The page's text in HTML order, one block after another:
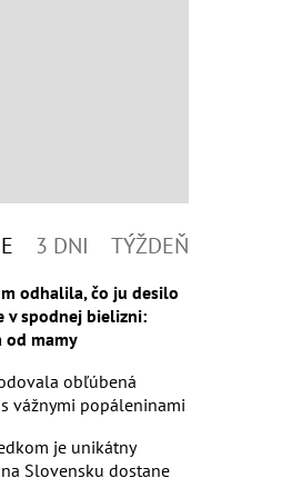
3 DNI TÝŽDEŇ
odhalila, čo ju desilo
v spodnej bielizni:
od mamy
obľúbená
vážnymi popáleninami
je unikátny
Slovensku dostane